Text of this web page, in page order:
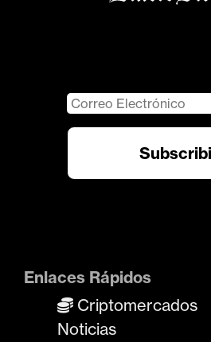
Enlaces Rápidos
Criptomercados
Noticias